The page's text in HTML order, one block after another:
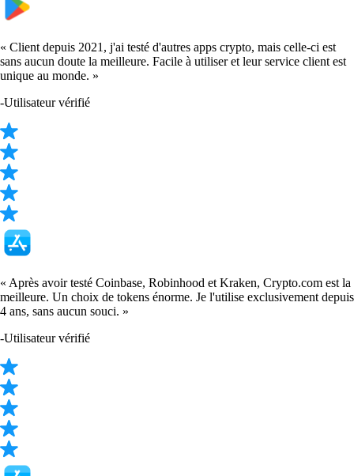
« Client depuis 2021, j'ai testé d'autres apps crypto, mais celle-ci est
sans aucun doute la meilleure. Facile à utiliser et leur service client est
unique au monde. »
-Utilisateur vérifié
« Après avoir testé Coinbase, Robinhood et Kraken, Crypto.com est la
meilleure. Un choix de tokens énorme. Je l'utilise exclusivement depuis
4 ans, sans aucun souci. »
-Utilisateur vérifié